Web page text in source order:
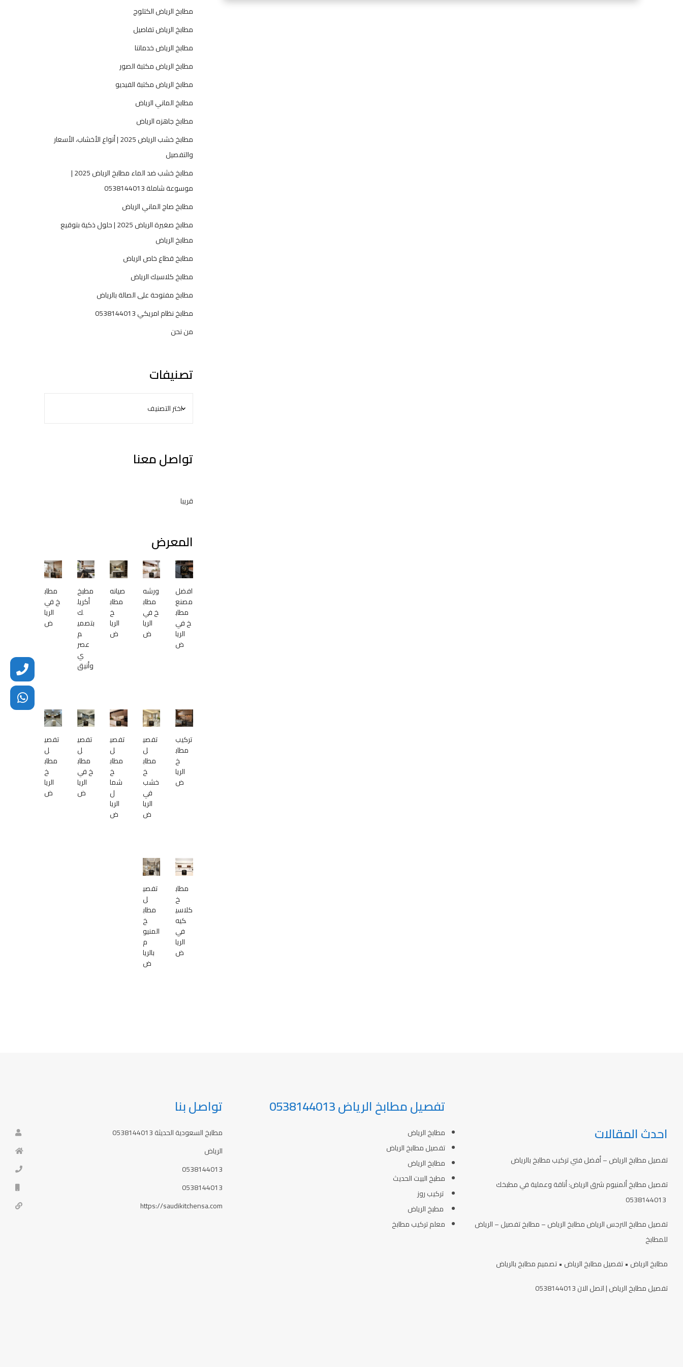
مطابخ الرياض الكتلوج
مطابخ الرياض تفاصيل
مطابخ الرياض خدماتنا
مطابخ الرياض مكتبة الصور
مطابخ الرياض مكتبة الفيديو
مطابخ الماني الرياض
مطابخ جاهزه الرياض
مطابخ خشب الرياض 2025 | أنواع الأخشاب، الأسعار
والتفصيل
مطابخ خشب ضد الماء مطابخ الرياض 2025 |
موسوعة شاملة 0538144013
مطابخ صاج الماني الرياض
مطابخ صغيرة الرياض 2025 | حلول ذكية بتوقيع
مطابخ الرياض
مطابخ قطاع خاص الرياض
مطابخ كلاسيك الرياض
مطابخ مفتوحة على الصالة بالرياض
مطابخ نظام امريكي 0538144013
من نحن
تصنيفات
تواصل معنا
قريبا
المعرض
افضل
مصنع
مطاب
خ في
الريا
ض
ورشه
مطاب
خ في
الريا
ض
صيانه
مطاب
خ
الريا
ض
مطبخ
أكريل
ك
بتصمي
م
عصر
ي
وأنيق
مطاب
خ في
الريا
ض
تركيب
مطاب
خ
الريا
ض
تفصي
ل
مطاب
خ
خشب
في
الريا
ض
تفصي
ل
مطاب
خ
شما
ل
الريا
ض
تفصي
ل
مطاب
خ في
الريا
ض
تفصي
ل
مطاب
خ
الريا
ض
مطاب
خ
كلاسي
كيه
في
الريا
ض
تفصي
ل
مطاب
خ
المنيو
م
بالريا
ض
احدث المقالات
تفصيل مطابخ الرياض – أفضل فني تركيب مطابخ بالرياض
تفصيل مطابخ ألمنيوم شرق الرياض: أناقة وعملية في مطبخك
تفصيل مطابخ النرجس الرياض مطابخ الرياض – مطابخ تفصيل – الرياض
للمطابخ
مطابخ الرياض • تفصيل مطابخ الرياض • تصميم مطابخ بالرياض
تفصيل مطابخ الرياض | اتصل الان 0538144013
تفصيل مطابخ الرياض 0538144013
مطابخ الرياض
تفصيل مطابخ الرياض
مطابخ الرياض
مطبخ البيت الحديث
تركيب روز
مطبخ الرياض
معلم تركيب مطابخ
تواصل بنا
مطابخ السعودية الحديثة 0538144013
الرياض
0538144013
0538144013
https://saudikitchensa.com